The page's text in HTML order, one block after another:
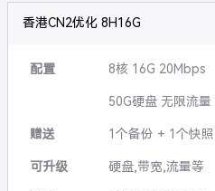
香港CN2优化 8H16G
配置 8核 16G 20Mbps
50G硬盘 无限流量
赠送 1个备份 + 1个快照
可升级 硬盘,带宽,流量等